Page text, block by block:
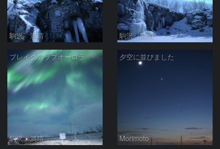
駒沢 満晴 駒沢 満晴
ブレイクアップオーロラ
駒沢 満晴
夕空に並びました
Morimoto